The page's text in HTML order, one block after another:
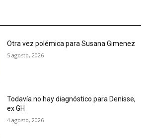
Otra vez polémica para Susana Gimenez
5 agosto, 2026
Todavía no hay diagnóstico para Denisse,
ex GH
4 agosto, 2026